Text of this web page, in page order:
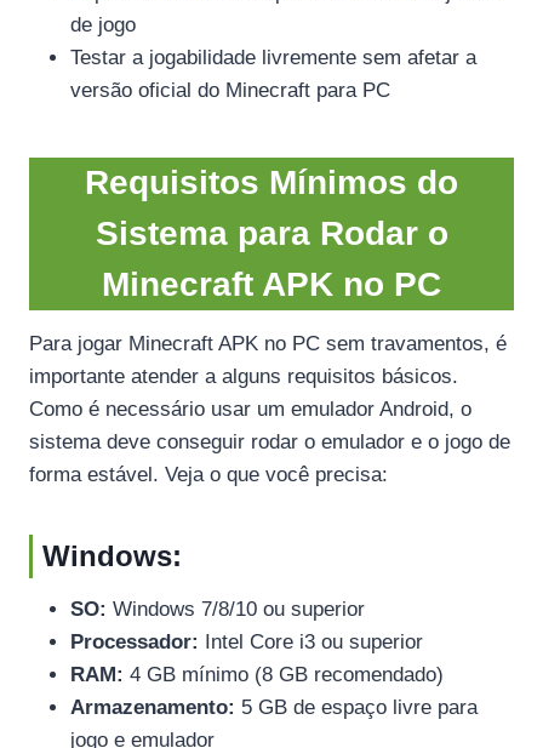
de jogo
Testar a jogabilidade livremente sem afetar a
versão oficial do Minecraft para PC
Requisitos Mínimos do
Sistema para Rodar o
Minecraft APK no PC
Para jogar Minecraft APK no PC sem travamentos, é
importante atender a alguns requisitos básicos.
Como é necessário usar um emulador Android, o
sistema deve conseguir rodar o emulador e o jogo de
forma estável. Veja o que você precisa:
Windows:
SO: Windows 7/8/10 ou superior
Processador:
Intel Core i3 ou superior
RAM: 4 GB mínimo (8 GB recomendado)
Armazenamento: 5 GB de espaço livre para
jogo e emulador